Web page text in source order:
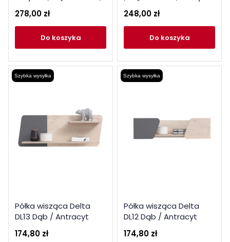
278,00 zł
do koszyka
248,00 zł
do koszyka
Szybka wysyłka
Półka wisząca Delta
DL13 Dąb / Antracyt
174,80 zł
Szybka wysyłka
Półka wisząca Delta
DL12 Dąb / Antracyt
174,80 zł